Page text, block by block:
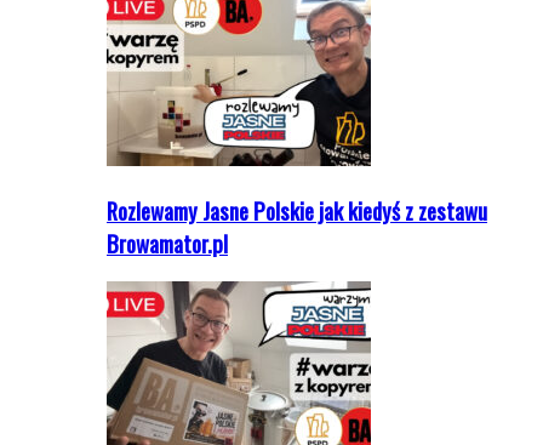
Rozlewamy Jasne Polskie jak kiedyś z zestawu
Browamator.pl